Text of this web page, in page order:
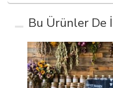
Bu Ürünler De